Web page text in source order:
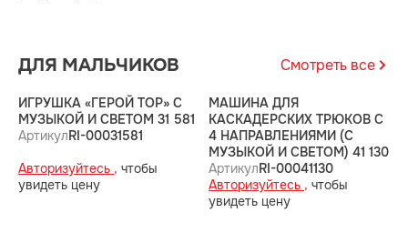
ДЛЯ МАЛЬЧИКОВ Смотреть все
ИГРУШКА «ГЕРОЙ ТОР» С
МУЗЫКОЙ И СВЕТОМ 31 581
АртикулRI-00031581
Авторизуйтесь , чтобы
увидеть цену
МАШИНА ДЛЯ
КАСКАДЕРСКИХ ТРЮКОВ С
4 НАПРАВЛЕНИЯМИ (С
МУЗЫКОЙ И СВЕТОМ) 41 130
АртикулRI-00041130
Авторизуйтесь , чтобы
увидеть цену